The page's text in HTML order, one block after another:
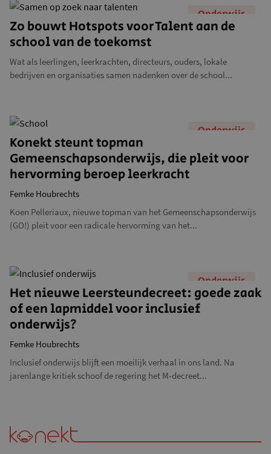
Onderwijs
Zo bouwt Hotspots voor Talent aan de
school van de toekomst
Wat als leerlingen, leerkrachten, directeurs, ouders, lokale
bedrijven en organisaties samen nadenken over de school...
Onderwijs
Konekt steunt topman
Gemeenschapsonderwijs, die pleit voor
hervorming beroep leerkracht
Femke Houbrechts
Koen Pelleriaux, nieuwe topman van het Gemeenschapsonderwijs
(GO!) pleit voor een radicale hervorming van het...
Onderwijs
Het nieuwe Leersteundecreet: goede zaak
of een lapmiddel voor inclusief
onderwijs?
Femke Houbrechts
Inclusief onderwijs blijft een moeilijk verhaal in ons land. Na
jarenlange kritiek schoof de regering het M-decreet...